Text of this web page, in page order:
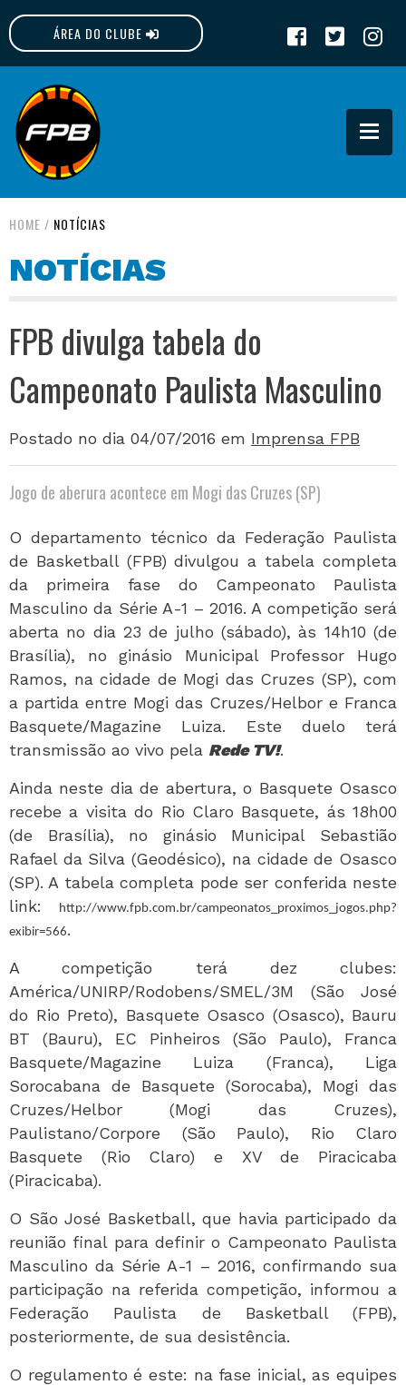
ÁREA DO CLUBE
FPB
HOME / NOTÍCIAS
NOTÍCIAS
FPB divulga tabela do
Campeonato Paulista Masculino
Postado no dia 04/07/2016 em Imprensa FPB
Jogo de aberura acontece em Mogi das Cruzes (SP)
O departamento técnico da Federação Paulista
de Basketball (FPB) divulgou a tabela completa
da primeira fase do Campeonato Paulista
Masculino da Série A-1 – 2016. A competição será
aberta no dia 23 de julho (sábado), às 14h10 (de
Brasília), no ginásio Municipal Professor Hugo
Ramos, na cidade de Mogi das Cruzes (SP), com
a partida entre Mogi das Cruzes/Helbor e Franca
Basquete/Magazine Luiza. Este duelo terá
transmissão ao vivo pela Rede TV!.
Ainda neste dia de abertura, o Basquete Osasco
recebe a visita do Rio Claro Basquete, ás 18h00
(de Brasília), no ginásio Municipal Sebastião
Rafael da Silva (Geodésico), na cidade de Osasco
(SP). A tabela completa pode ser conferida neste
link:
http://www.fpb.com.br/campeonatos_proximos_jogos.php?
exibir=566.
A competição terá dez clubes:
América/UNIRP/Rodobens/SMEL/3M (São José
do Rio Preto), Basquete Osasco (Osasco), Bauru
BT (Bauru), EC Pinheiros (São Paulo), Franca
Basquete/Magazine Luiza (Franca), Liga
Sorocabana de Basquete (Sorocaba), Mogi das
Cruzes/Helbor (Mogi das Cruzes),
Paulistano/Corpore (São Paulo), Rio Claro
Basquete (Rio Claro) e XV de Piracicaba
(Piracicaba).
O São José Basketball, que havia participado da
reunião final para definir o Campeonato Paulista
Masculino da Série A-1 – 2016, confirmando sua
participação na referida competição, informou a
Federação Paulista de Basketball (FPB),
posteriormente, de sua desistência.
O regulamento é este: na fase inicial, as equipes